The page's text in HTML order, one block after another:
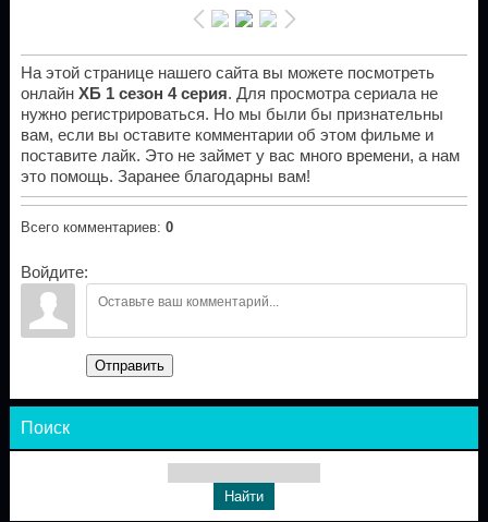
На этой странице нашего сайта вы можете посмотреть
онлайн ХБ 1 сезон 4 серия. Для просмотра сериала не
нужно регистрироваться. Но мы были бы признательны
вам, если вы оставите комментарии об этом фильме и
поставите лайк. Это не займет у вас много времени, а нам
это помощь. Заранее благодарны вам!
Всего комментариев: 0
Войдите:
Отправить
Поиск